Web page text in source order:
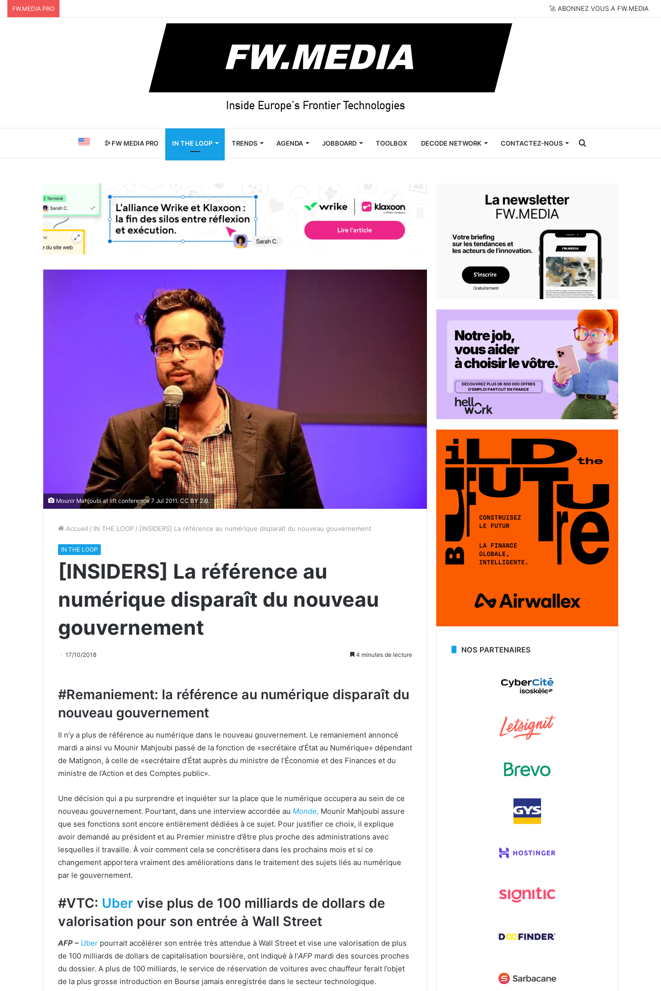
FW.MEDIA PRO 🚀 ABONNEZ VOUS A FW.MEDIA
FW MEDIA PRO IN THE LOOP TRENDS AGENDA JOBBOARD TOOLBOX DECODE NETWORK CONTACTEZ-NOUS Rechercher
Mounir Mahjoubi at lift conference 7 Jul 2011. CC BY 2.0.
Accueil / IN THE LOOP / [INSIDERS] La référence au numérique disparaît du nouveau gouvernement
IN THE LOOP
[INSIDERS] La référence au
numérique disparaît du nouveau
gouvernement
17/10/2018 4 minutes de lecture
#Remaniement: la référence au numérique disparaît du
nouveau gouvernement
Il n’y a plus de référence au numérique dans le nouveau gouvernement. Le remaniement annoncé
mardi a ainsi vu Mounir Mahjoubi passé de la fonction de «secrétaire d’État au Numérique» dépendant
de Matignon, à celle de «secrétaire d’État auprès du ministre de l’Économie et des Finances et du
ministre de l’Action et des Comptes public».
Une décision qui a pu surprendre et inquiéter sur la place que le numérique occupera au sein de ce
nouveau gouvernement. Pourtant, dans une interview accordée au Monde, Mounir Mahjoubi assure
que ses fonctions sont encore entièrement dédiées à ce sujet. Pour justifier ce choix, il explique
avoir demandé au président et au Premier ministre d’être plus proche des administrations avec
lesquelles il travaille. À voir comment cela se concrétisera dans les prochains mois et si ce
changement apportera vraiment des améliorations dans le traitement des sujets liés au numérique
par le gouvernement.
#VTC: Uber vise plus de 100 milliards de dollars de
valorisation pour son entrée à Wall Street
AFP – Uber pourrait accélérer son entrée très attendue à Wall Street et vise une valorisation de plus
de 100 milliards de dollars de capitalisation boursière, ont indiqué à l’AFP mardi des sources proches
du dossier. A plus de 100 milliards, le service de réservation de voitures avec chauffeur ferait l’objet
de la plus grosse introduction en Bourse jamais enregistrée dans le secteur technologique.
NOS PARTENAIRES